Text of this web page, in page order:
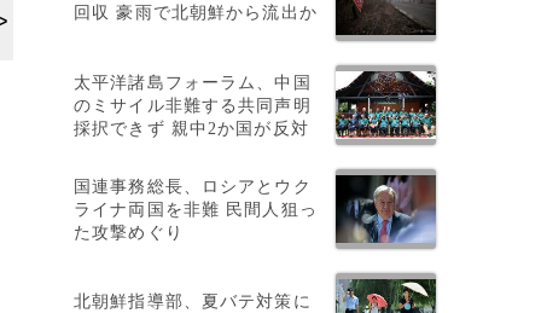
回収 豪雨で北朝鮮から流出か
太平洋諸島フォーラム、中国
のミサイル非難する共同声明
採択できず 親中2か国が反対
国連事務総長、ロシアとウク
ライナ両国を非難 民間人狙っ
た攻撃めぐり
北朝鮮指導部、夏バテ対策に